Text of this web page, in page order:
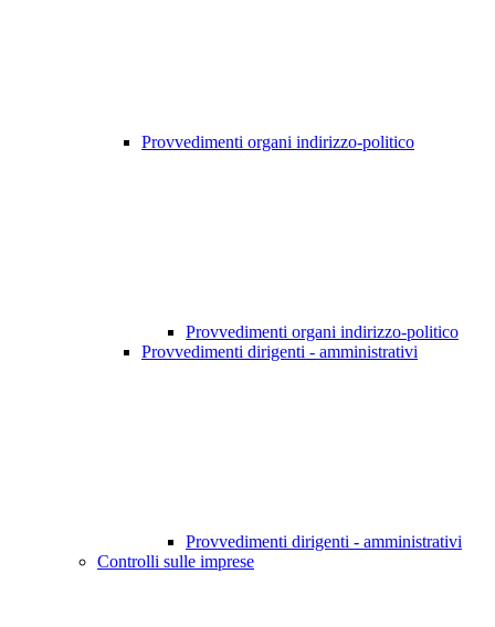
Provvedimenti organi indirizzo-politico
Provvedimenti organi indirizzo-politico
Provvedimenti dirigenti - amministrativi
Provvedimenti dirigenti - amministrativi
Controlli sulle imprese